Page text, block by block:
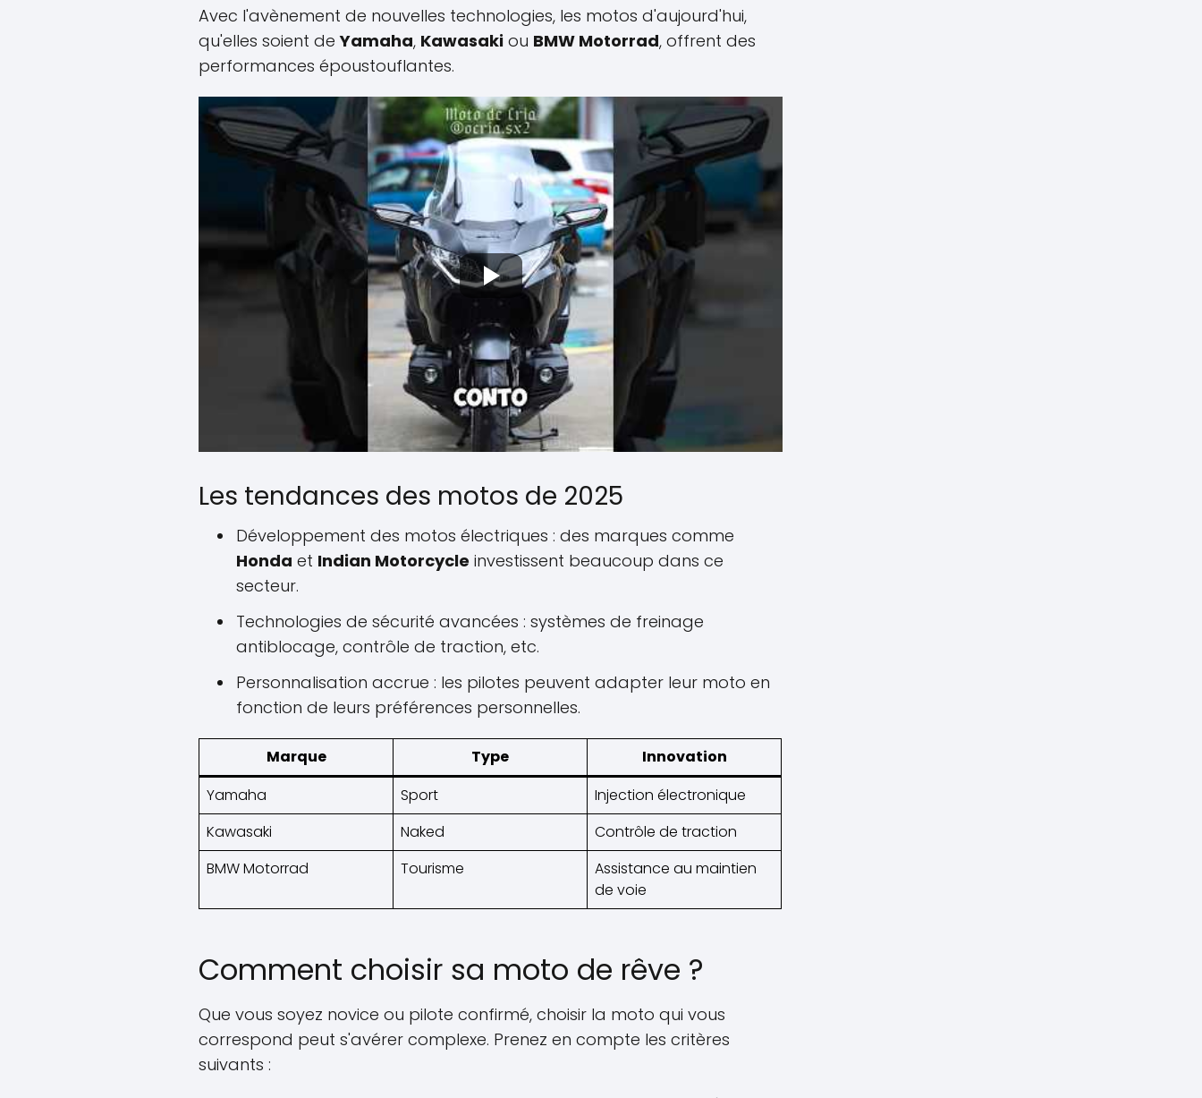
Avec l'avènement de nouvelles technologies, les motos d'aujourd'hui,
qu'elles soient deYamaha, Kawasaki ou BMW Motorrad, offrent des
performances époustouflantes.
Les tendances des motos de 2025
Développement des motos électriques : des marques comme
Honda et Indian Motorcycle investissent beaucoup dans ce
secteur.
Technologies de sécurité avancées : systèmes de freinage
antiblocage, contrôle de traction, etc.
Personnalisation accrue : les pilotes peuvent adapter leur moto en
fonction de leurs préférences personnelles.
Marque Type
Innovation
Yamaha
Sport
Injection électronique
Kawasaki
Naked
Contrôle de traction
BMW Motorrad
Tourisme
Assistance au maintien
de voie
Comment choisir sa moto de rêve ?
Que vous soyez novice ou pilote confirmé, choisir la moto qui vous
correspond peut s'avérer complexe. Prenez en compte les critères
suivants :